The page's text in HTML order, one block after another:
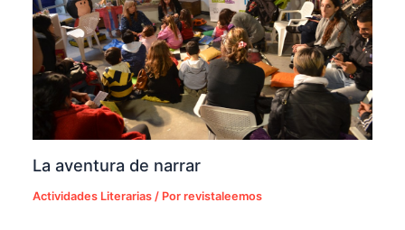
La aventura de narrar
Actividades Literarias / Porrevistaleemos